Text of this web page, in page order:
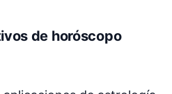
de horóscopo